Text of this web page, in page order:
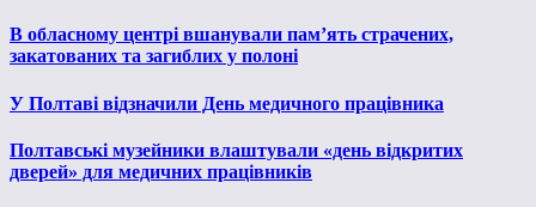
В обласному центрі вшанували пам’ять страчених,
закатованих та загиблих у полоні
У Полтаві відзначили День медичного працівника
Полтавські музейники влаштували «день відкритих
дверей» для медичних працівників